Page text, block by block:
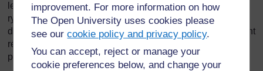
improvement. For more information on how
The Open University uses cookies please
see ourcookie policy and privacy policy.
You can accept, reject or manage your
cookie preferences below, and change your
les sédiments de l'océan se déposaient. Pour ralentir le
rythme de l'érosion, les autorités ont mis en place un plan
de pose de blocs de granite sur la plage. Ces efforts se sont
révélés insuffisants, puisque l'océan continue d'avaler la
plage.